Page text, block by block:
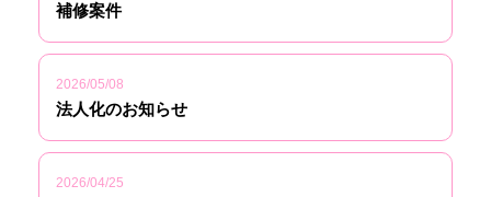
補修案件
2026/05/08
法人化のお知らせ
2026/04/25